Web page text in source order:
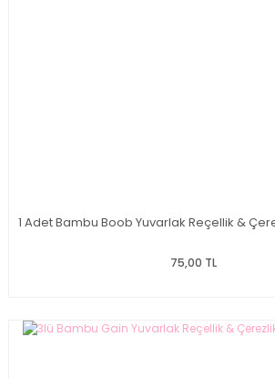
1 Adet Bambu Boob Yuvarlak Reçellik &
75,00 TL